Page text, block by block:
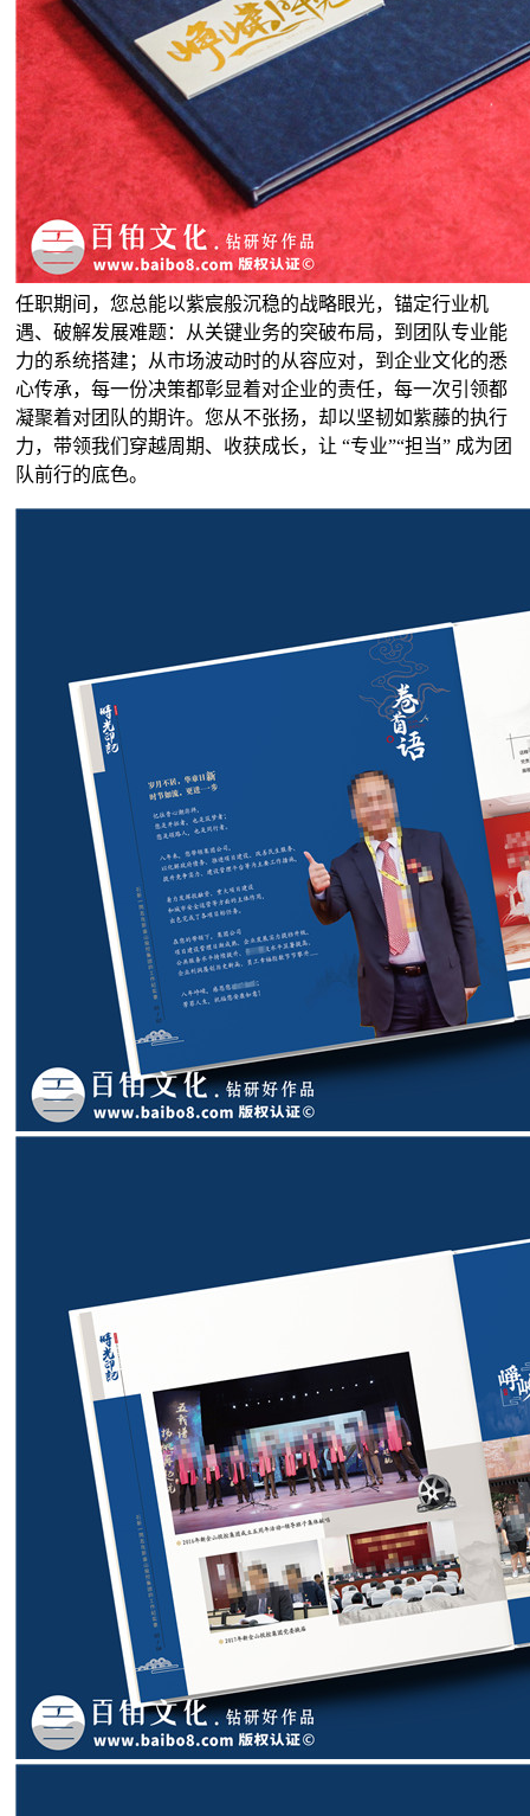
任职期间，您总能以紫宸般沉稳的战略眼光，锚定行业机
遇、破解发展难题：从关键业务的突破布局，到团队专业能
力的系统搭建；从市场波动时的从容应对，到企业文化的悉
心传承，每一份决策都彰显着对企业的责任，每一次引领都
凝聚着对团队的期许。您从不张扬，却以坚韧如紫藤的执行
力，带领我们穿越周期、收获成长，让 “专业”“担当” 成为团
队前行的底色。​